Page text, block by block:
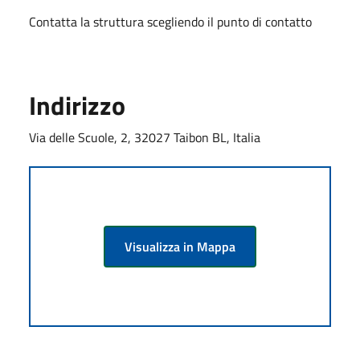
Contatta la struttura scegliendo il punto di contatto
Indirizzo
Via delle Scuole, 2, 32027 Taibon BL, Italia
Visualizza in Mappa